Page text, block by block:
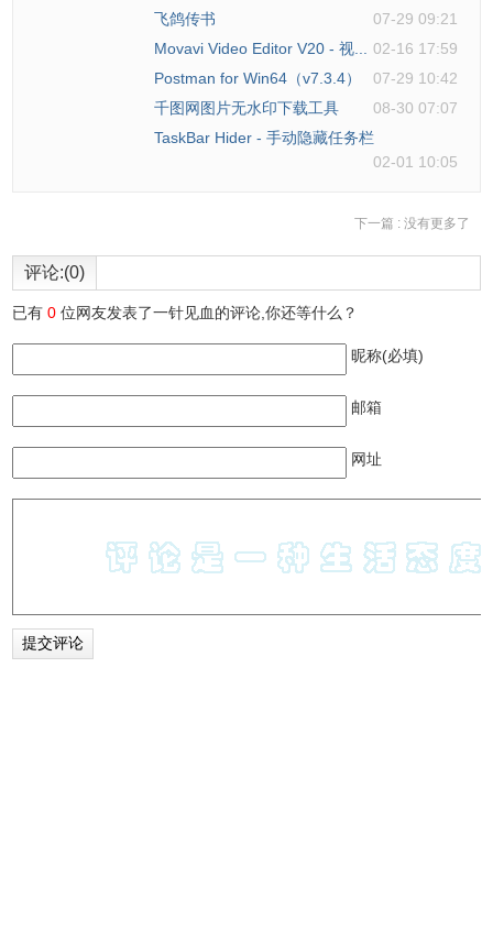
飞鸽传书
07-29 09:21
Movavi Video Editor V20 - 视...
02-16 17:59
Postman for Win64（v7.3.4）
07-29 10:42
千图网图片无水印下载工具
08-30 07:07
TaskBar Hider - 手动隐藏任务栏
02-01 10:05
下一篇 : 没有更多了
评论:(0)
已有0 位网友发表了一针见血的评论,你还等什么？
昵称(必填)
邮箱
网址